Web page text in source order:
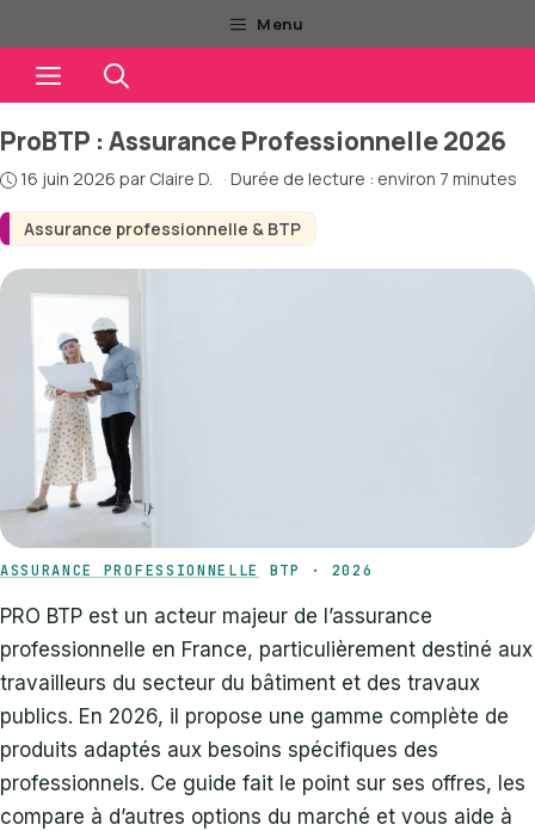
au
contenu
Menu
Menu
Assurance professionnelle & BTP
ProBTP : Assurance Professionnelle 2026
16 juin 2026 par Claire D. · Durée de lecture : environ 7 minutes
ASSURANCE PROFESSIONNELLE BTP · 2026
PRO BTP est un acteur majeur de l’assurance
professionnelle en France, particulièrement destiné aux
travailleurs du secteur du bâtiment et des travaux
publics. En 2026, il propose une gamme complète de
produits adaptés aux besoins spécifiques des
professionnels. Ce guide fait le point sur ses offres, les
compare à d’autres options du marché et vous aide à